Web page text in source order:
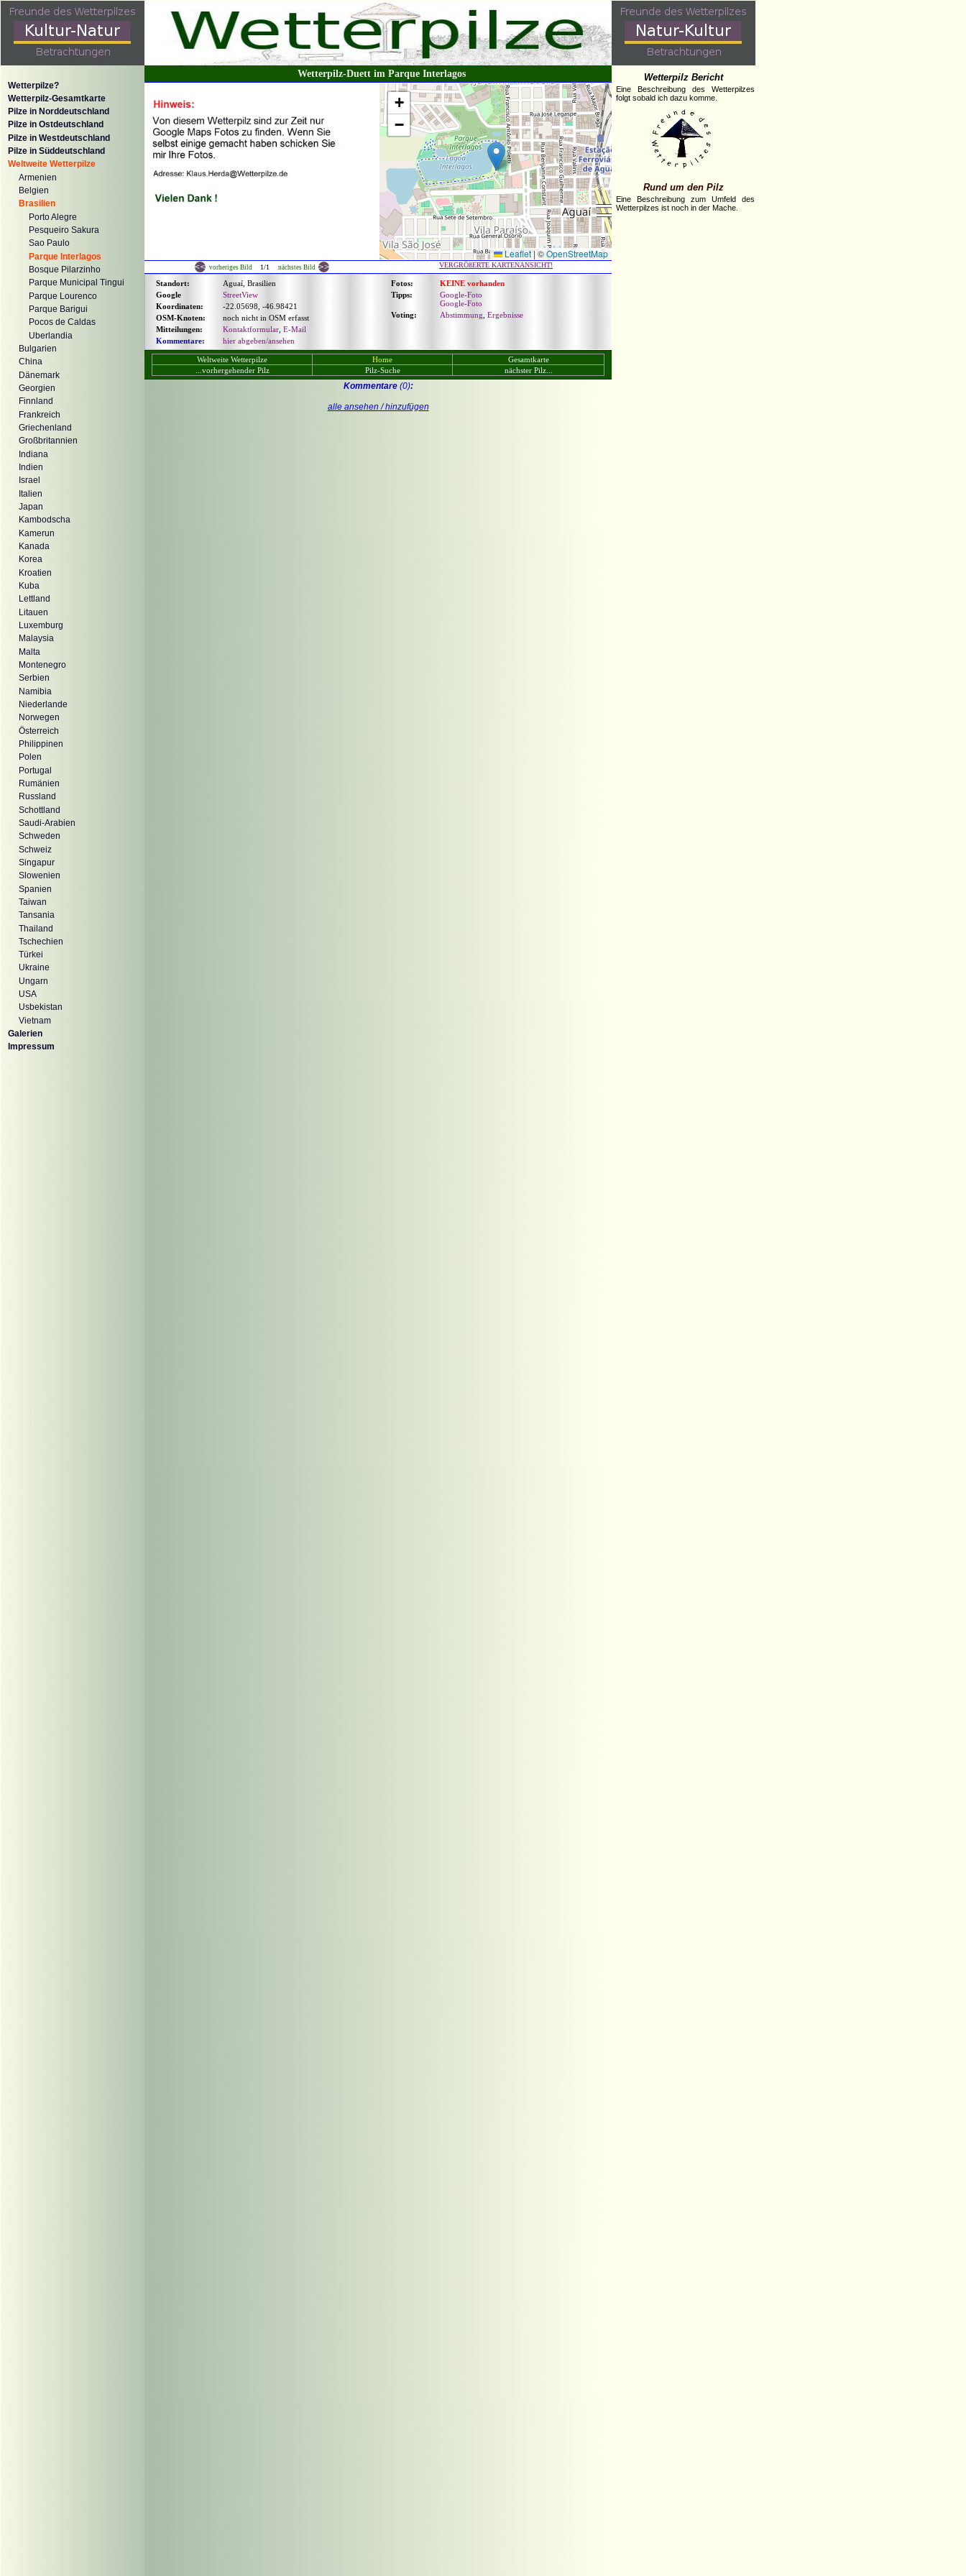
Wetterpilze?
Wetterpilz-Gesamtkarte
Pilze in Norddeutschland
Pilze in Ostdeutschland
Pilze in Westdeutschland
Pilze in Süddeutschland
Weltweite Wetterpilze
Armenien
Belgien
Brasilien
Porto Alegre
Pesqueiro Sakura
Sao Paulo
Parque Interlagos
Bosque Pilarzinho
Parque Municipal Tingui
Parque Lourenco
Parque Barigui
Pocos de Caldas
Uberlandia
Bulgarien
China
Dänemark
Georgien
Finnland
Frankreich
Griechenland
Großbritannien
Indiana
Indien
Israel
Italien
Japan
Kambodscha
Kamerun
Kanada
Korea
Kroatien
Kuba
Lettland
Litauen
Luxemburg
Malaysia
Malta
Montenegro
Serbien
Namibia
Niederlande
Norwegen
Österreich
Philippinen
Polen
Portugal
Rumänien
Russland
Schottland
Saudi-Arabien
Schweden
Schweiz
Singapur
Slowenien
Spanien
Taiwan
Tansania
Thailand
Tschechien
Türkei
Ukraine
Ungarn
USA
Usbekistan
Vietnam
Galerien
Impressum
Wetterpilz-Duett im Parque Interlagos
+
−
Leaflet |©OpenStreetMap
vorheriges Bild 1/1 nächstes Bild VERGRÖßERTE KARTENANSICHT!
Standort:
Aguaí, Brasilien
Google
StreetView
Koordinaten:
-22.05698, -46.98421
OSM-Knoten:
noch nicht in OSM erfasst
Mitteilungen:
Kontaktformular E-Mail
Kommentare:
hier abgeben/ansehen
Fotos:
KEINE vorhanden
Tipps:
Google-Foto
Google-Foto
Voting:
Abstimmung Ergebnisse
Weltweite Wetterpilze Home
Gesamtkarte
...vorhergehender Pilz
Pilz-Suche nächster Pilz...
Kommentare(0):
alle ansehen / hinzufügen
Wetterpilz Bericht
Eine Beschreibung des Wetterpilzes
folgt sobald ich dazu komme.
Rund um den Pilz
Eine Beschreibung zum Umfeld des
Wetterpilzes ist noch in der Mache.